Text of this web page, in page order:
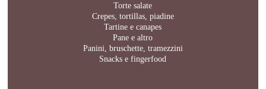
Torte salate
Crepes, tortillas, piadine
Tartine e canapes
Pane e altro
Panini, bruschette, tramezzini
Snacks e fingerfood